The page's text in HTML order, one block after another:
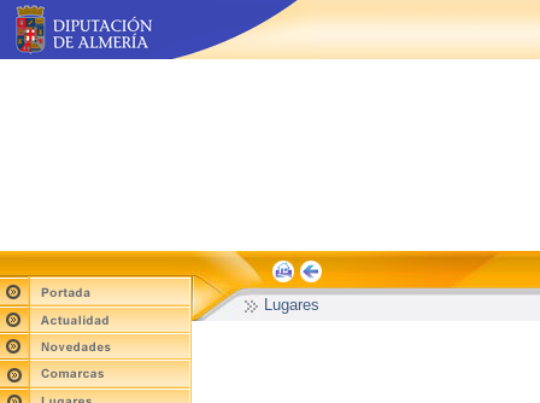
Lugares